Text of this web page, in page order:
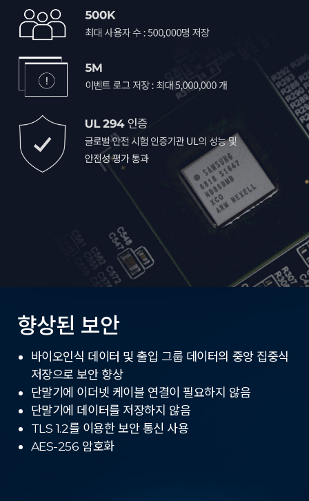
향상된 보안
바이오인식 데이터 및 출입 그룹 데이터의 중앙 집중식
저장으로 보안 향상
단말기에 이더넷 케이블 연결이 필요하지 않음
단말기에 데이터를 저장하지 않음
TLS 1.2를 이용한 보안 통신 사용
AES-256 암호화